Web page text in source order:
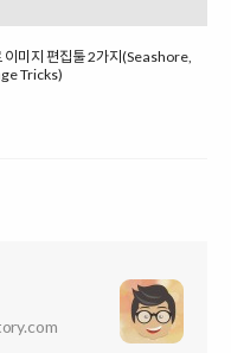
이미지 편집툴 2가지(Seashore,
Tricks)